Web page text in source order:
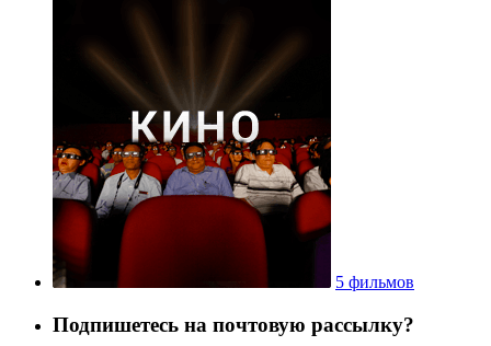
5 фильмов
Подпишетесь на почтовую рассылку?